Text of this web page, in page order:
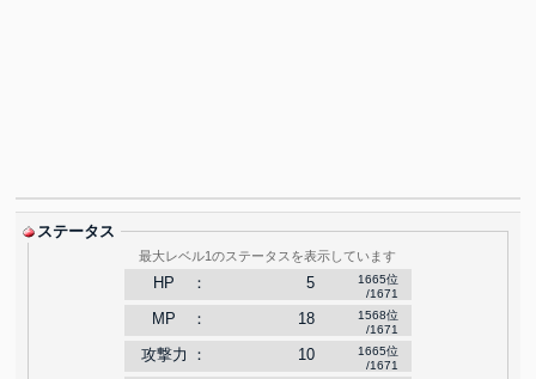
ステータス
最大レベル1のステータスを表示しています
HP ： 5 1665位
/1671
MP ： 18 1568位
/1671
攻撃力 ： 10 1665位
/1671